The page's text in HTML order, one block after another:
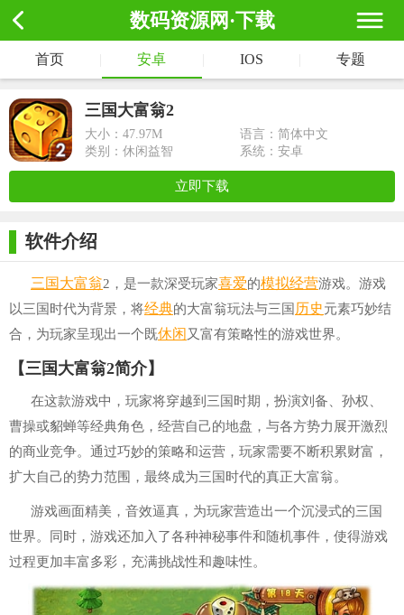
数码资源网·下载
首页 安卓 IOS 专题
三国大富翁2
大小： 47.97M
语言：简体中文
类别：休闲益智
系统：安卓
立即下载
软件介绍
三国大富翁2，是一款深受玩家喜爱的模拟经营游戏。游戏
以三国时代为背景，将经典的大富翁玩法与三国 历史元素巧妙结
合，为玩家呈现出一个既休闲又富有策略性的游戏世界。
【三国大富翁2简介】
在这款游戏中，玩家将穿越到三国时期，扮演刘备、孙权、
曹操或貂蝉等经典角色，经营自己的地盘，与各方势力展开激烈
的商业竞争。通过巧妙的策略和运营，玩家需要不断积累财富，
扩大自己的势力范围，最终成为三国时代的真正大富翁。
游戏画面精美，音效逼真，为玩家营造出一个沉浸式的三国
世界。同时，游戏还加入了各种神秘事件和随机事件，使得游戏
过程更加丰富多彩，充满挑战性和趣味性。